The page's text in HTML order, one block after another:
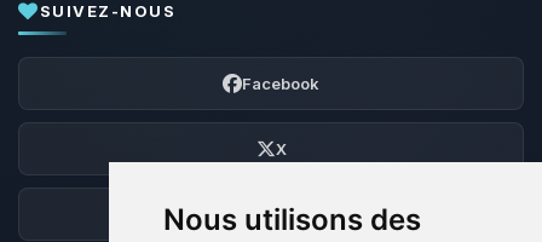
Nous utilisons des
SUIVEZ-NOUS
Facebook
X
Discord